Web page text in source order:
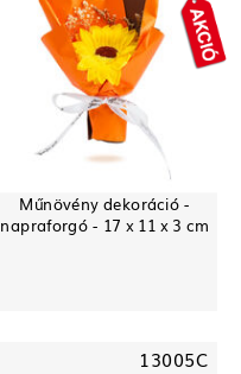
Műnövény dekoráció -
napraforgó - 17 x 11 x 3 cm
13005C